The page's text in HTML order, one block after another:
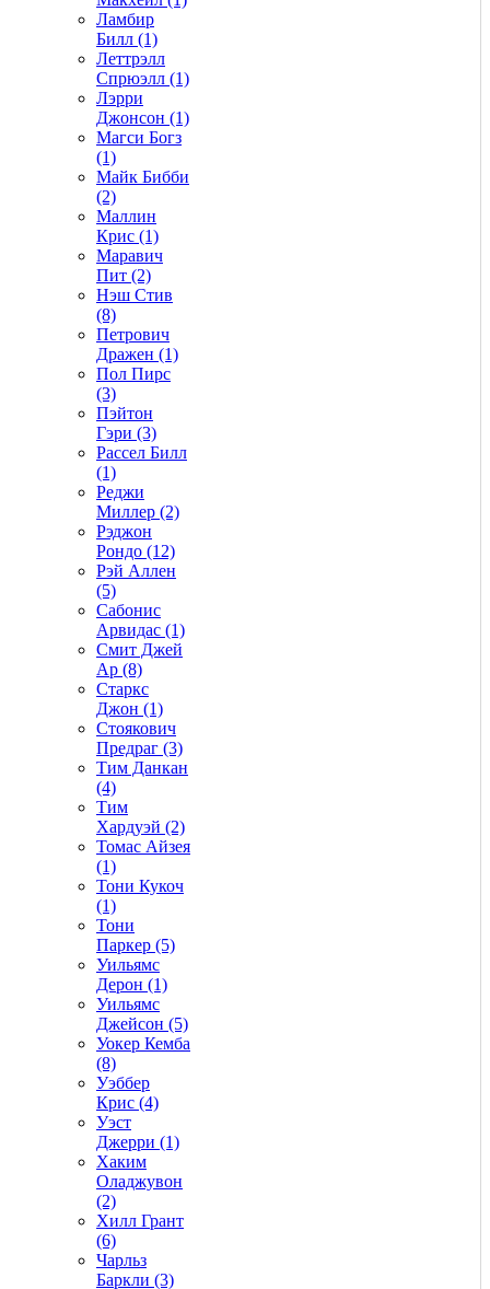
Ламбир
Билл (1)
Леттрэлл
Спрюэлл (1)
Лэрри
Джонсон (1)
Магси Богз
(1)
Майк Бибби
(2)
Маллин
Крис (1)
Маравич
Пит (2)
Нэш Стив
(8)
Петрович
Дражен (1)
Пол Пирс
(3)
Пэйтон
Гэри (3)
Рассел Билл
(1)
Реджи
Миллер (2)
Рэджон
Рондо (12)
Рэй Аллен
(5)
Сабонис
Арвидас (1)
Смит Джей
Ар (8)
Старкс
Джон (1)
Стоякович
Предраг (3)
Тим Данкан
(4)
Тим
Хардуэй (2)
Томас Айзея
(1)
Тони Кукоч
(1)
Тони
Паркер (5)
Уильямс
Дерон (1)
Уильямс
Джейсон (5)
Уокер Кемба
(8)
Уэббер
Крис (4)
Уэст
Джерри (1)
Хаким
Оладжувон
(2)
Хилл Грант
(6)
Чарльз
Баркли (3)